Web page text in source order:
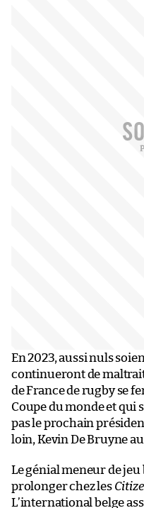
En 2023, aussi nuls
continueront de
de France de rugby se
Coupe du monde et qui
pas le prochain
loin, Kevin De Bruyne
Le génial meneur de
prolonger chez les
L’international belge